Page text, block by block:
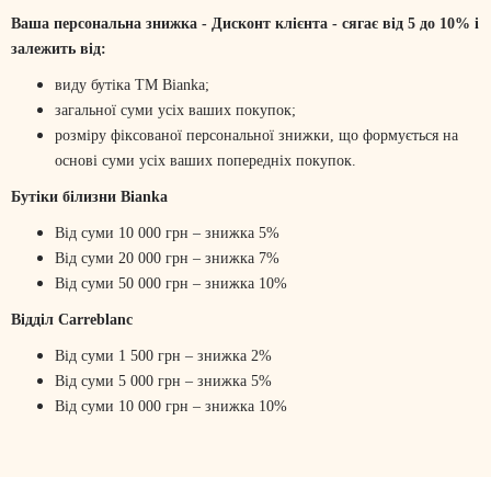
Ваша персональна знижка - Дисконт клієнта - сягає від 5 до 10% і
залежить від:
виду бутіка ТМ Bianka;
загальної суми усіх ваших покупок;
розміру фіксованої персональної знижки, що формується на
основі суми усіх ваших попередніх покупок.
Бутіки білизни Bianka
Від суми 10 000 грн – знижка 5%
Від суми 20 000 грн – знижка 7%
Від суми 50 000 грн – знижка 10%
Відділ Carreblanc
Від суми 1 500 грн – знижка 2%
Від суми 5 000 грн – знижка 5%
Від суми 10 000 грн – знижка 10%